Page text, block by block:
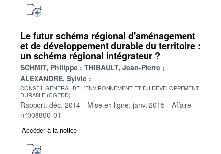
Le futur schéma régional d'aménagement
et de développement durable du territoire :
un schéma régional intégrateur ?
SCHMIT, Philippe
THIBAULT, Jean-Pierre
ALEXANDRE, Sylvie
CONSEIL GENERAL DE L'ENVIRONNEMENT ET DU DEVELOPPEMENT
DURABLE (CGEDD)
Rapport: déc. 2014 Mise en ligne: janv. 2015
Affaire
n°008800-01
Accéder à la notice